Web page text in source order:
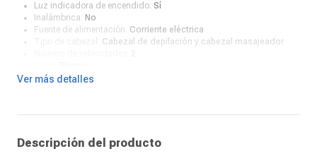
Luz indicadora de encendido: Sí
Inalámbrica: No
Fuente de alimentación: Corriente eléctrica
Cabezal de depilación y cabezal masajeador
¿Qué incluye en la caja?:
Ver más detalles
Descripción del producto